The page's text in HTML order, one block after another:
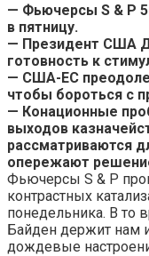
— Фьючерсы S & P
в пятницу.
— Президент США
готовность к
— США-ЕС
чтобы бороться с
— Конационные
выходов
рассматриваются
опережают
Фьючерсы S & P
контрастных
понедельника. В то
Байден держит нам
дождевые